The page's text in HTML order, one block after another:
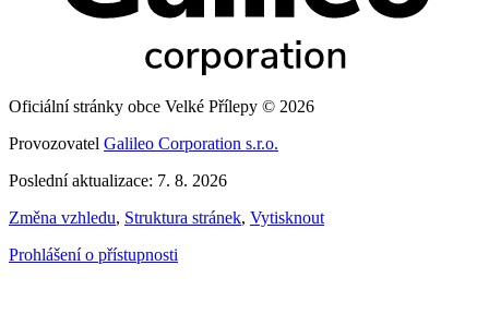
Oficiální stránky obce Velké Přílepy © 2026
Provozovatel Galileo Corporation s.r.o.
Poslední aktualizace: 7. 8. 2026
Změna vzhledu, Struktura stránek, Vytisknout
Prohlášení o přístupnosti